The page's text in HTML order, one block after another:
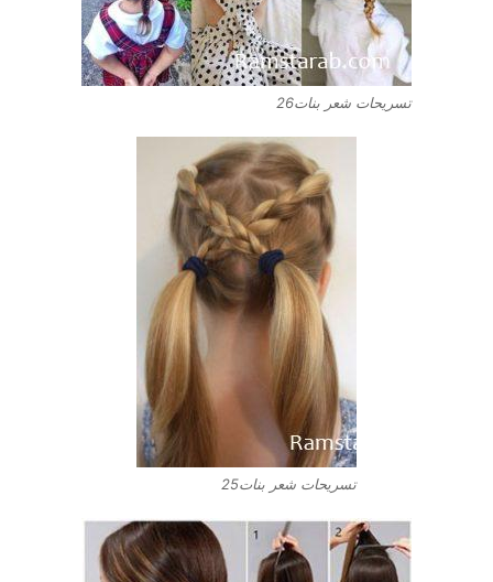
تسريحات شعر بنات26
تسريحات شعر بنات25